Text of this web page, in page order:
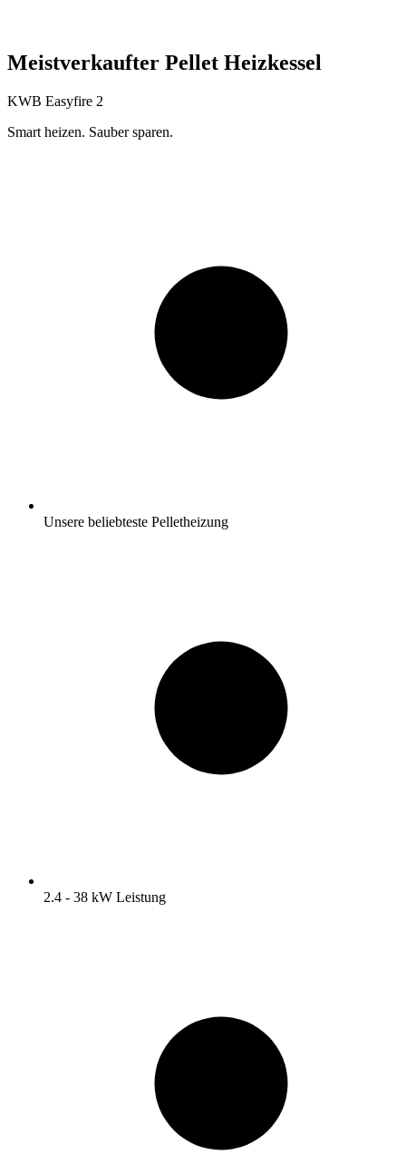
Meistverkaufter Pellet Heizkessel
KWB Easyfire 2
Smart heizen. Sauber sparen.
Unsere beliebteste Pelletheizung
2.4 - 38 kW Leistung